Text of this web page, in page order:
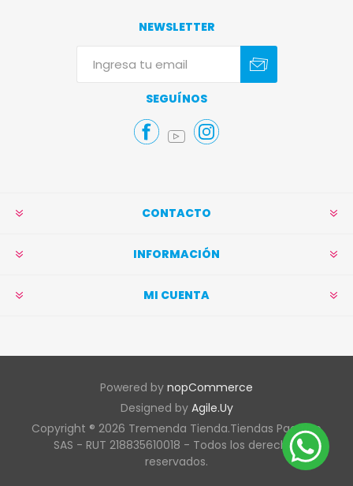
NEWSLETTER
SEGUÍNOS
CONTACTO
INFORMACIÓN
MI CUENTA
Powered by nopCommerce
Designed by Agile.Uy
Copyright ® 2026 Tremenda Tienda.Tiendas Pacífico
SAS - RUT 218835610018 - Todos los derechos
reservados.